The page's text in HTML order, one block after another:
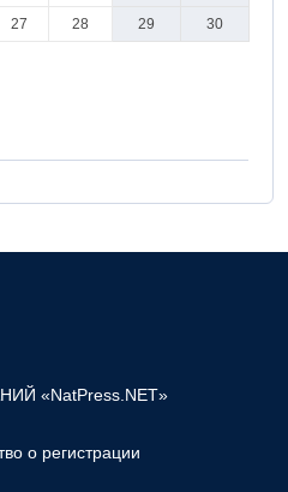
27 28 29 30
«NatPress.NET»
о регистрации